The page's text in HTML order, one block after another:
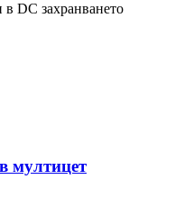
в DC захранването
мултицет